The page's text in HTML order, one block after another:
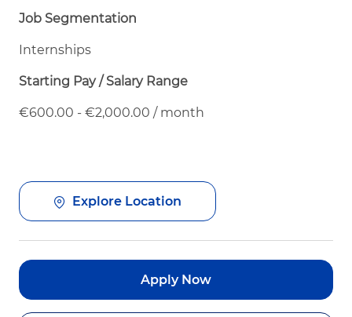
Job Segmentation
Internships
Starting Pay / Salary Range
€600.00 - €2,000.00 / month
Explore Location
Apply Now